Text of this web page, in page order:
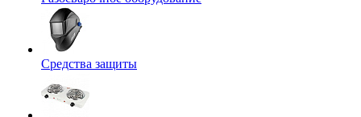
Средства защиты